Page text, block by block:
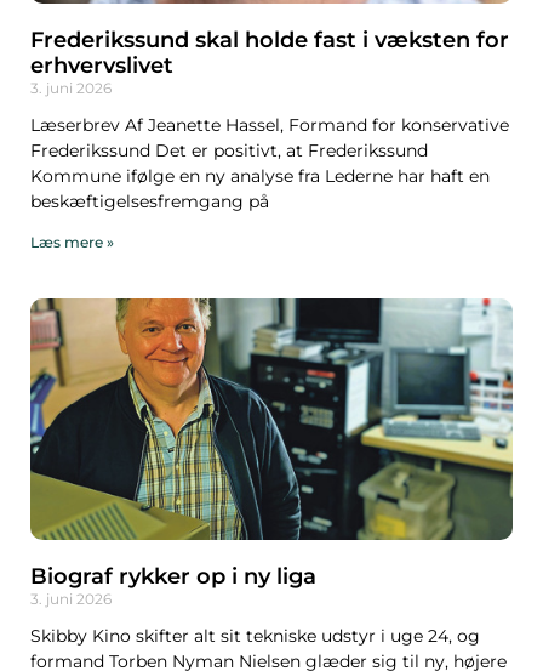
Frederikssund skal holde fast i væksten for
erhvervslivet
3. juni 2026
Læserbrev Af Jeanette Hassel, Formand for konservative
Frederikssund Det er positivt, at Frederikssund
Kommune ifølge en ny analyse fra Lederne har haft en
beskæftigelsesfremgang på
Læs mere »
Biograf rykker op i ny liga
3. juni 2026
Skibby Kino skifter alt sit tekniske udstyr i uge 24, og
formand Torben Nyman Nielsen glæder sig til ny, højere